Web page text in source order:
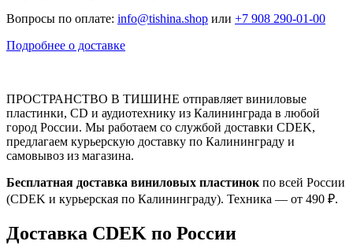
Вопросы по оплате: info@tishina.shop или +7 908 290-01-00
Подробнее о доставке
ПРОСТРАНСТВО В ТИШИНЕ отправляет виниловые
пластинки, CD и аудиотехнику из Калининграда в любой
город России. Мы работаем со службой доставки CDEK,
предлагаем курьерскую доставку по Калининграду и
самовывоз из магазина.
Бесплатная доставка виниловых пластинок по всей России
(CDEK и курьерская по Калининграду). Техника — от 490 ₽.
Доставка CDEK по России